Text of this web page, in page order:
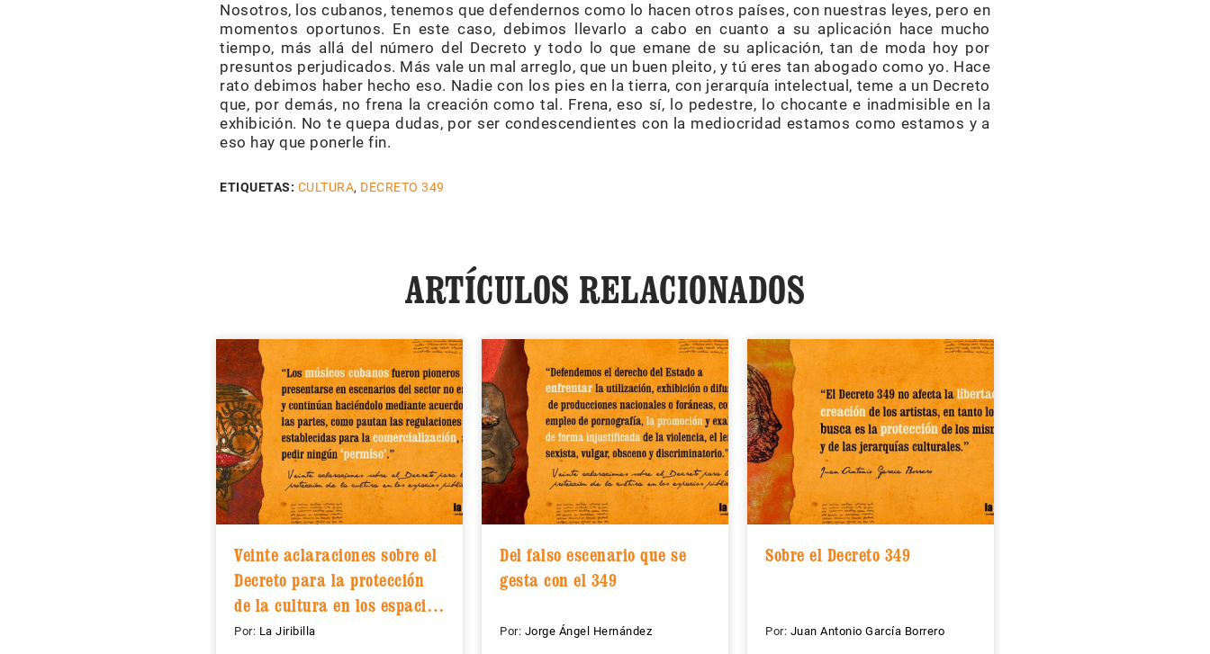
Nosotros, los cubanos, tenemos que defendernos como lo hacen otros países, con nuestras leyes, pero en
momentos oportunos. En este caso, debimos llevarlo a cabo en cuanto a su aplicación hace mucho
tiempo, más allá del número del Decreto y todo lo que emane de su aplicación, tan de moda hoy por
presuntos perjudicados. Más vale un mal arreglo, que un buen pleito, y tú eres tan abogado como yo. Hace
rato debimos haber hecho eso. Nadie con los pies en la tierra, con jerarquía intelectual, teme a un Decreto
que, por demás, no frena la creación como tal. Frena, eso sí, lo pedestre, lo chocante e inadmisible en la
exhibición. No te quepa dudas, por ser condescendientes con la mediocridad estamos como estamos y a
eso hay que ponerle fin.
ETIQUETAS: CULTURA, DECRETO 349
ARTÍCULOS RELACIONADOS
Veinte aclaraciones sobre el
Decreto para la protección
de la cultura en los espacios
públicos
Por: La Jiribilla
Del falso escenario que se
gesta con el 349
Por: Jorge Ángel Hernández
Sobre el Decreto 349
Por: Juan Antonio García Borrero